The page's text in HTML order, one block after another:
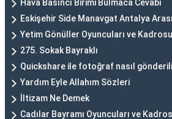
Hava Basıncı Birimi Bulmaca Cevabı
Eskişehir Side Manavgat Antalya
Yetim Gönüller Oyuncuları ve Kadrosu
275. Sokak Bayraklı
Quickshare ile fotoğraf nasıl
Yardım Eyle Allahım Sözleri
İltizam Ne Demek
Cadılar Bayramı Oyuncuları ve